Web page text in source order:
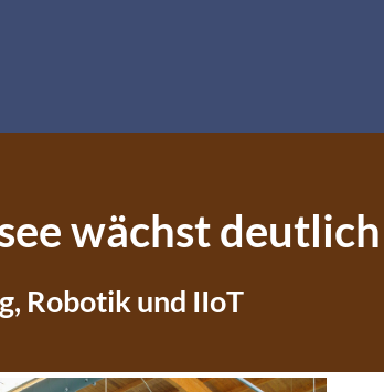
wächst deutlich
Robotik und IIoT